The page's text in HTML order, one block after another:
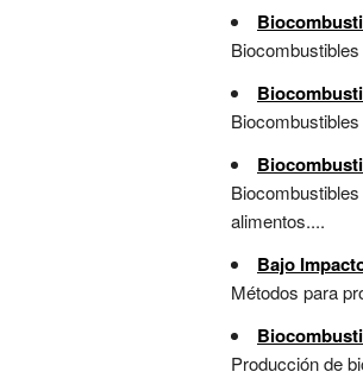
alimentos....
Bajo
Métodos para
Producción de